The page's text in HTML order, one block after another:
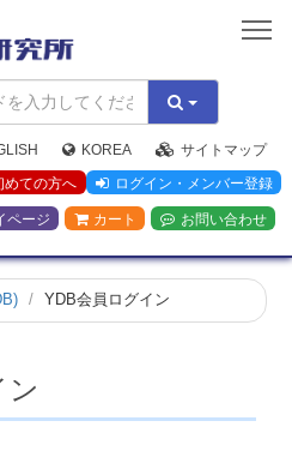
矢
野
経
済
研
究
所
KOREA
サイトマップ
めての方へ
ログイン・メンバー登録
ページ カート お問い合わせ
YDB会員ログイン
ン